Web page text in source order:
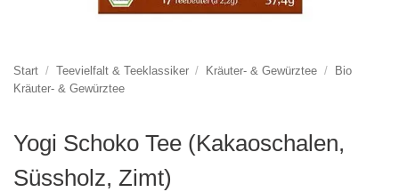
Start / Teevielfalt & Teeklassiker / Kräuter- & Gewürztee /
Bio
Kräuter- & Gewürztee
Yogi Schoko Tee (Kakaoschalen,
Süssholz, Zimt)